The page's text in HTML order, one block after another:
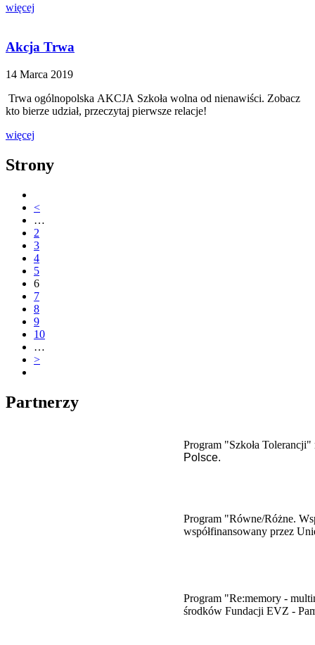
więcej
Akcja Trwa
14 Marca 2019
Trwa ogólnopolska AKCJA Szkoła wolna od nienawiści. Zobacz
kto bierze udział, przeczytaj pierwsze relacje!
więcej
Strony
<
…
2
3
4
5
6
7
8
9
10
…
>
Partnerzy
Program "Szkoła
Polsce.
Program "Równe/Różne.
współfinansowany przez
​Program "Re:memory -
środków Fundacji EVZ -